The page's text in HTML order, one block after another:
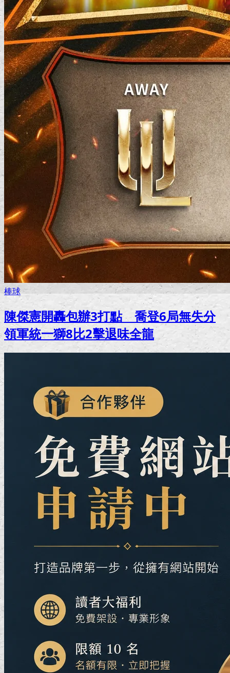
棒球
陳傑憲開轟包辦3打點 喬登6局無失分
領軍統一獅8比2擊退味全龍